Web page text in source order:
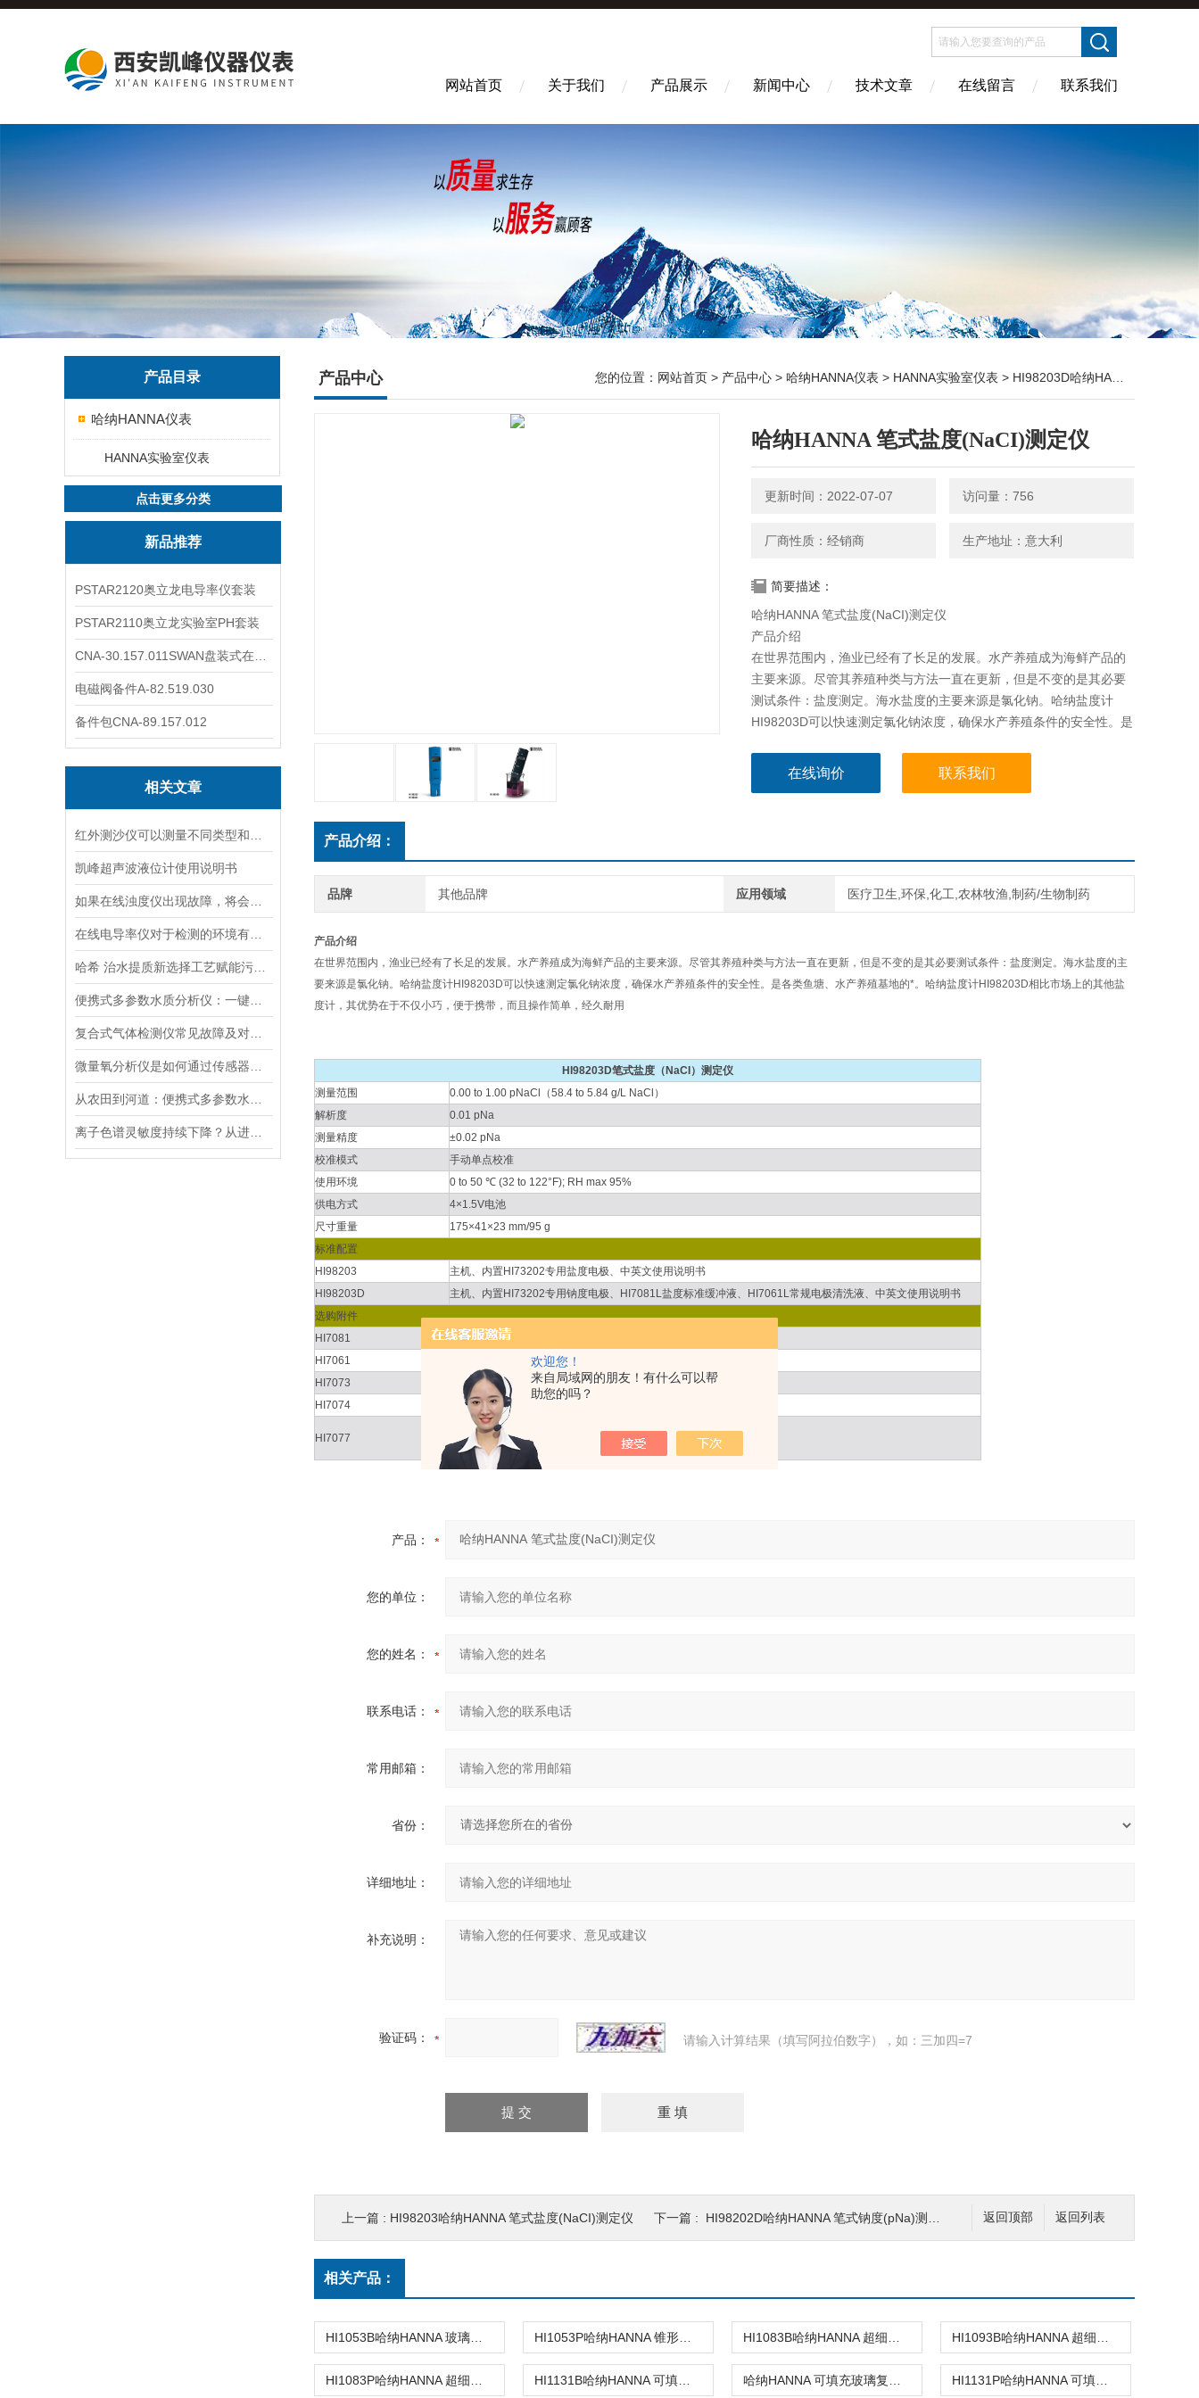
欢迎您！
来自局域网的朋友！有什么可以帮
助您的吗？
网站首页 关于我们 产品展示 新闻中心 技术文章 在线留言 联系我们
产品目录
哈纳HANNA仪表
HANNA实验室仪表
点击更多分类
新品推荐
PSTAR2120奥立龙电导率仪套装
PSTAR2110奥立龙实验室PH套装
电磁阀备件A-82.519.030
备件包CNA-89.157.012
相关文章
凯峰超声波液位计使用说明书
产品中心 您的位置： 网站首页 > 产品中心 > 哈纳HANNA仪表 > HANNA实验室仪表 > HI98203D哈纳HANNA 笔式盐度(NaCI)测定仪
哈纳HANNA 笔式盐度(NaCI)测定仪
更新时间：2022-07-07 访问量：756
厂商性质：经销商 生产地址：意大利
简要描述：
哈纳HANNA 笔式盐度(NaCI)测定仪
产品介绍
在世界范围内，渔业已经有了长足的发展。水产养殖成为海鲜产品的
主要来源。尽管其养殖种类与方法一直在更新，但是不变的是其必要
测试条件：盐度测定。海水盐度的主要来源是氯化钠。哈纳盐度计
HI98203D可以快速测定氯化钠浓度，确保水产养殖条件的安全性。是
他盐度计，其
在线询价 联系我们
产品介绍：
品牌 其他品牌 应用领域 医疗卫生,环保,化工,农林牧渔,制药/生物制药
产品介绍
在世界范围内，渔业已经有了长足的发展。水产养殖成为海鲜产品的主要来源。尽管其养殖种类与方法一直在更新，但是不变的是其必要测试条件：盐度测定。海水盐度的主
要来源是氯化钠。哈纳盐度计HI98203D可以快速测定氯化钠浓度，确保水产养殖条件的安全性。是各类鱼塘、水产养殖基地的*。哈纳盐度计HI98203D相比市场上的其他盐
度计，其优势在于不仅小巧，便于携带，而且操作简单，经久耐用
HI98203D笔式盐度（NaCI）测定仪
测量范围
0.00 to 1.00 pNaCl（58.4 to 5.84 g/L NaCl）
解析度
0.01 pNa
测量精度
±0.02 pNa
校准模式
手动单点校准
使用环境
0 to 50 ℃ (32 to 122°F); RH max 95%
供电方式
4×1.5V电池
尺寸重量
175×41×23 mm/95 g
标准配置
HI98203
主机、内置HI73202专用盐度电极、中英文使用说明书
HI98203D
主机、内置HI73202专用钠度电极、HI7081L盐度标准缓冲液、HI7061L常规电极清洗液、中英文使用说明书
选购附件
HI7081
盐度标准缓冲液
HI7061
HI7073
蛋白质电极清洗液
HI7074
无机物电极清洗液
HI7077
油脂电极清洗液
产品：
您的单位：
您的姓名：
联系电话：
常用邮箱：
省份：
详细地址：
补充说明：
验证码： 请输入计算结果（填写阿拉伯数字），如：三加四=7
返回列表
返回顶部
上一篇 : HI98203哈纳HANNA 笔式盐度(NaCI)测定仪 下一篇 : HI98202D哈纳HANNA 笔式钠度(pNa)测定仪
相关产品：